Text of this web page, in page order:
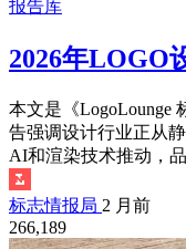
报告库
2026年LOGO
本文是《LogoLounge
告强调设计行业正从
AI和渲染技术推动，
标志情报局 2 月前
266,189